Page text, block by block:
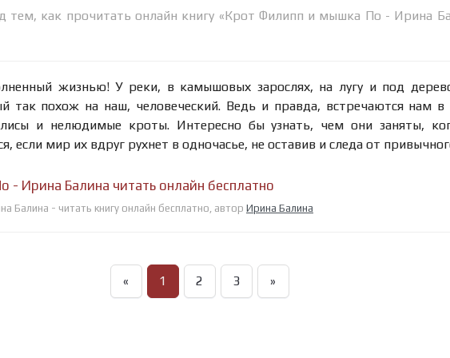
тем, как прочитать онлайн книгу «Крот Филипп и мышка По - Ирина
жизнью! У реки, в камышовых зарослях, на лугу и под
так похож на наш, человеческий. Ведь и правда, встречаются нам
и нелюдимые кроты. Интересно бы узнать, чем они заняты,
если мир их вдруг рухнет в одночасье, не оставив и следа от
Ирина Балина читать онлайн бесплатно
- читать книгу онлайн бесплатно, автор Ирина Балина
« 1 2 3 »